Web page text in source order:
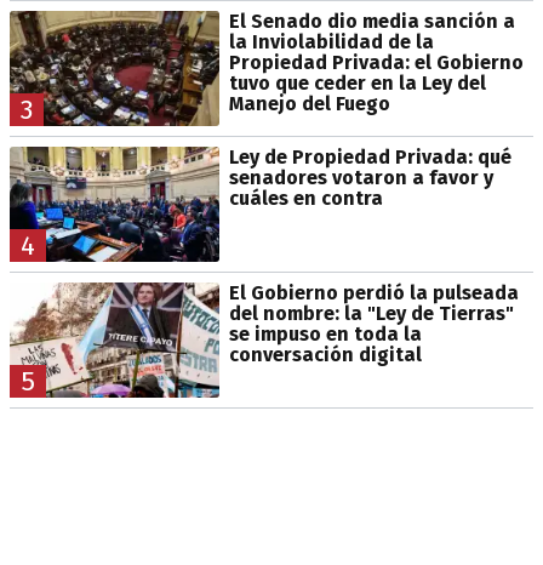
3
El Senado dio media sanción a
la Inviolabilidad de la
Propiedad Privada: el Gobierno
tuvo que ceder en la Ley del
Manejo del Fuego
4
Ley de Propiedad Privada: qué
senadores votaron a favor y
cuáles en contra
5
El Gobierno perdió la pulseada
del nombre: la "Ley de Tierras"
se impuso en toda la
conversación digital